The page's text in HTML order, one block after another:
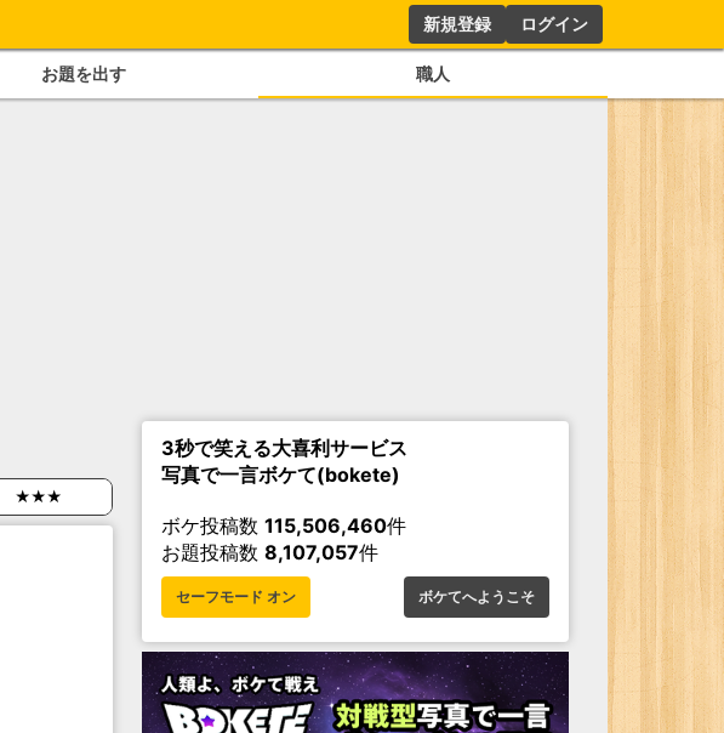
新規登録 ログイン
お題を出す 職人
★★★
3秒で笑える大喜利サービス
写真で一言ボケて(bokete)
ボケ投稿数 115,506,460件
お題投稿数 8,107,057件
セーフモード オン ボケてへようこそ